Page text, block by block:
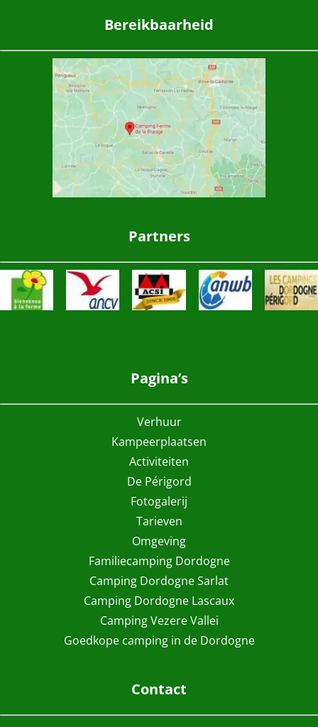
Bereikbaarheid
Partners
Pagina’s
Verhuur
Kampeerplaatsen
Activiteiten
De Périgord
Fotogalerij
Tarieven
Omgeving
Familiecamping Dordogne
Camping Dordogne Sarlat
Camping Dordogne Lascaux
Camping Vezere Vallei
Goedkope camping in de Dordogne
Contact